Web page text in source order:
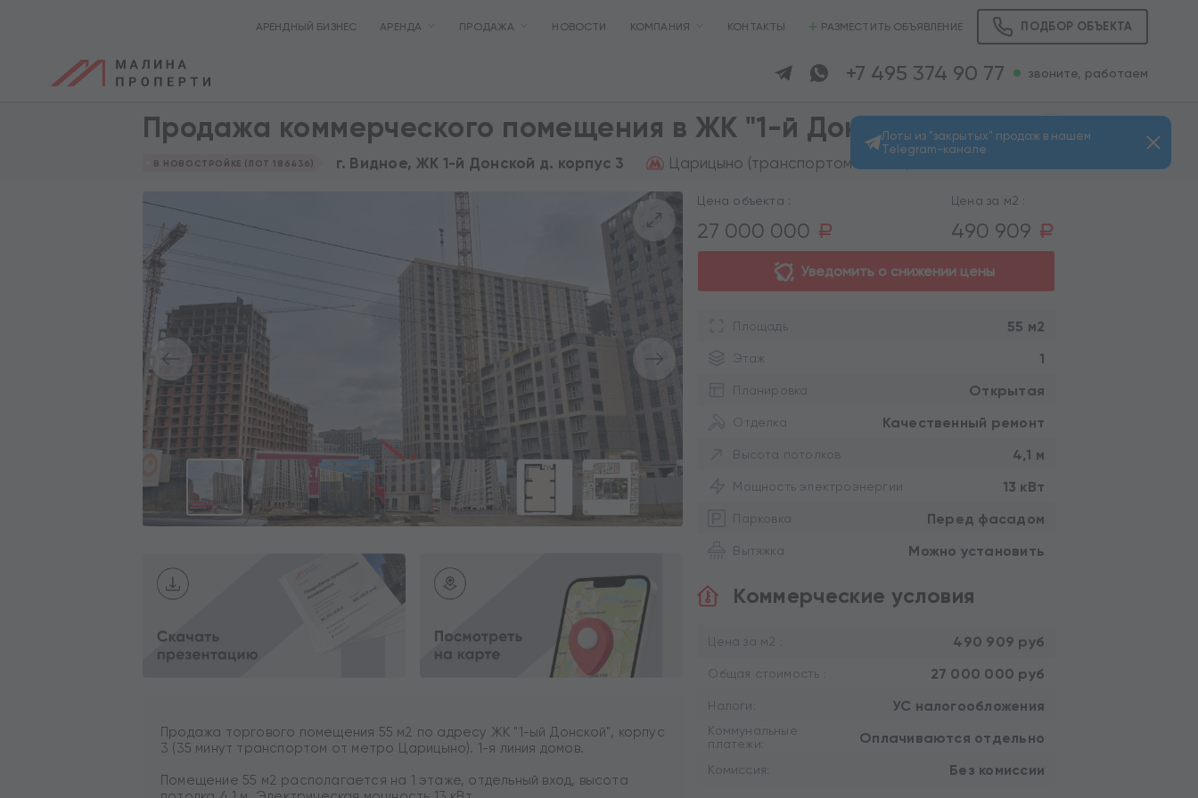
АРЕНДНЫЙ БИЗНЕС АРЕНДА ПРОДАЖА НОВОСТИ КОМПАНИЯ КОНТАКТЫ РАЗМЕСТИТЬ ОБЪЯВЛЕНИЕ ПОДБОР ОБЪЕКТА
+7 495 374 90 77 звоните, работаем
Продажа коммерческого помещения в ЖК "1-й Донской"
В НОВОСТРОЙКЕ (ЛОТ 186436) г. Видное, ЖК 1-й Донской д. корпус 3 Царицыно (транспортом 35 мин.)
Продажа торгового помещения 55 м2 по адресу ЖК "1-ый Донской", корпус
3 (35 минут транспортом от метро Царицыно). 1-я линия домов.
Помещение 55 м2 располагается на 1 этаже, отдельный вход, высота
Цена объекта :
27 000 000 a
Цена за м2 :
490 909 a
Уведомить о снижении цены
Площадь 55 м2
Этаж 1
Планировка Открытая
Отделка Качественный ремонт
Высота потолков 4,1 м
Мощность электроэнергии 13 кВт
Парковка Перед фасадом
Вытяжка Можно установить
Коммерческие условия
Цена за м2 : 490 909 руб
Общая стоимость : 27 000 000 руб
Налоги: УС налогообложения
Коммунальные
платежи:
Оплачиваются отдельно
Комиссия: Без комиссии
Лоты из "закрытых" продаж в нашем
Telegram-канале